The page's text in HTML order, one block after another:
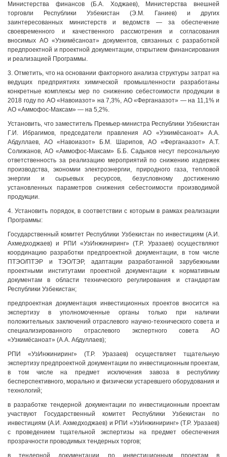
Министерства финансов (Б.А. Ходжаев), Министерства внешней
торговли Республики Узбекистан (Э.М. Ганиев) и других
заинтересованных министерств и ведомств — за обеспечение
своевременного и качественного рассмотрения и согласования
вносимых АО «Узкимёсаноат» документов, связанных с разработкой
предпроектной и проектной документации, открытием финансирования
и реализацией Программы.
3. Отметить, что на основании факторного анализа структуры затрат на
ведущих предприятиях химической промышленности разработаны
конкретные комплексы мер по снижению себестоимости продукции в
2018 году по АО «Навоиазот» на 7,3%, АО «Ферганаазот» — на 11,1% и
АО «Аммофос-Максам» — на 5,2%.
Установить, что заместитель Премьер-министра Республики Узбекистан
Г.И. Ибрагимов, председатели правления АО «Узкимёсаноат» А.А.
Абдуллаев, АО «Навоиазот» Б.М. Шарипов, АО «Ферганаазот» А.Т.
Солижанов, АО «Аммофос-Максам» Б.Б. Садыков несут персональную
ответственность за реализацию мероприятий по снижению издержек
производства, экономии электроэнергии, природного газа, тепловой
энергии и сырьевых ресурсов, безусловному достижению
установленных параметров снижения себестоимости производимой
продукции.
4. Установить порядок, в соответствии с которым в рамках реализации
Программы:
Государственный комитет Республики Узбекистан по инвестициям (А.И.
Ахмедходжаев) и РПИ «УзИнжиниринг» (Т.Р. Уразаев) осуществляют
координацию разработки предпроектной документации, в том числе
ПТЭО/ПТЭР и ТЭО/ТЭР, адаптации разработанной зарубежными
проектными институтами проектной документации к нормативным
документам в области технического регулирования и стандартам
Республики Узбекистан;
предпроектная документация инвестиционных проектов вносится на
экспертизу в уполномоченные органы только при наличии
положительных заключений отраслевого научно-технического совета и
специализированного отраслевого экспертного совета АО
«Узкимёсаноат» (А.А. Абдуллаев);
РПИ «УзИнжиниринг» (Т.Р. Уразаев) осуществляет тщательную
экспертизу предпроектной документации по инвестиционным проектам,
в том числе на предмет исключения завоза в республику
бесперспективного, морально и физически устаревшего оборудования и
технологий;
в разработке тендерной документации по инвестиционным проектам
участвуют Государственный комитет Республики Узбекистан по
инвестициям (А.И. Ахмедходжаев) и РПИ «УзИнжиниринг» (Т.Р. Уразаев)
с проведением тщательной экспертизы на предмет обеспечения
прозрачности проводимых тендерных торгов;
в тендерной документации по инвестиционным проектам в